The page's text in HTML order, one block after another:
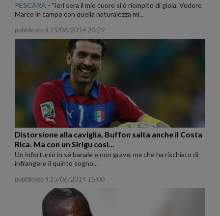
PESCARA - "Ieri sera il mio cuore si è riempito di gioia. Vedere
Marco in campo con quella naturalezza mi...
pubblicato il 15/06/2014 20:29
Distorsione alla caviglia, Buffon salta anche il Costa
Rica. Ma con un Sirigu così...
Un infortunio in sé banale e non grave, ma che ha rischiato di
infrangere il quinto sogno...
pubblicato il 15/06/2014 15:00